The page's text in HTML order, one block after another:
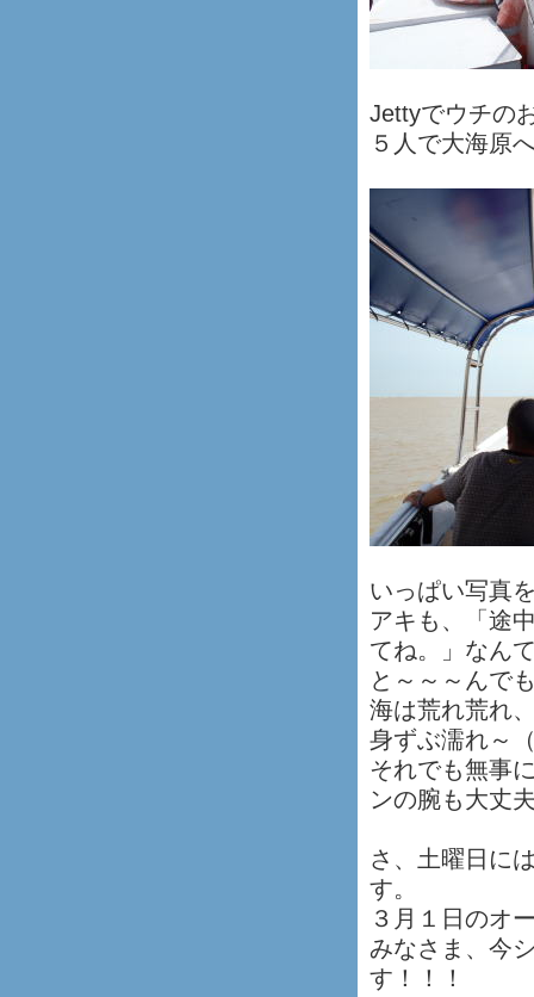
Jettyでウチの
５人で大海原
いっぱい写真
アキも、「途
てね。」なん
と～～～んで
海は荒れ荒れ
身ずぶ濡れ～
それでも無事
ンの腕も大丈
さ、土曜日に
す。
３月１日のオ
みなさま、今
す！！！